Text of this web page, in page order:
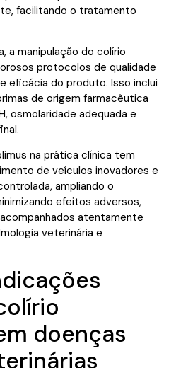
facilitando o tratamento
a manipulação do colírio
protocolos de qualidade
eficácia do produto. Isso inclui
de origem farmacêutica
osmolaridade adequada e
na prática clínica tem
de veículos inovadores e
ampliando o
efeitos adversos,
atentamente
veterinária e
doenças